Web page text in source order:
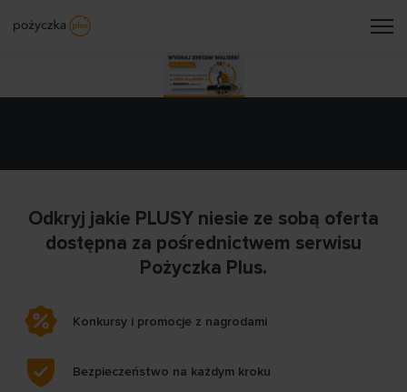
Odkryj jakie PLUSY niesie ze sobą oferta
dostępna za pośrednictwem serwisu
Pożyczka Plus.
Konkursy i promocje z nagrodami
Bezpieczeństwo na każdym kroku